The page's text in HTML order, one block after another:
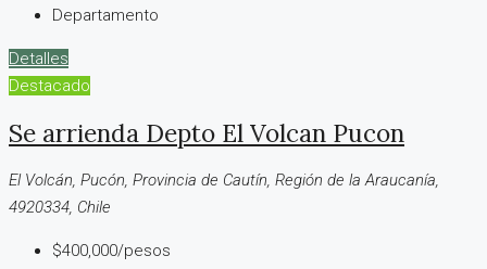
Departamento
Detalles
Destacado
Se arrienda Depto El Volcan Pucon
El Volcán, Pucón, Provincia de Cautín, Región de la Araucanía,
4920334, Chile
$400,000/pesos